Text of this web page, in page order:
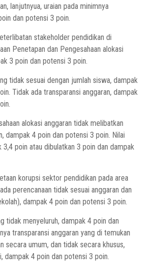
lanjutnyua, uraian pada minimnya
dan potensi 3 poin.
stakeholder pendidikan di
Penetapan dan Pengesahaan alokasi
3 poin dan potensi 3 poin.
tidak sesuai dengan jumlah siswa, dampak
Tidak ada transparansi anggaran, dampak
alokasi anggaran tidak melibatkan
dampak 4 poin dan potensi 3 poin. Nilai
poin atau dibulatkan 3 poin dan dampak
korupsi sektor pendidikan pada area
perencanaan tidak sesuai anggaran dan
dampak 4 poin dan potensi 3 poin.
tidak menyeluruh, dampak 4 poin dan
transparansi anggaran yang di temukan
secara umum, dan tidak secara khusus,
dampak 4 poin dan potensi 3 poin.